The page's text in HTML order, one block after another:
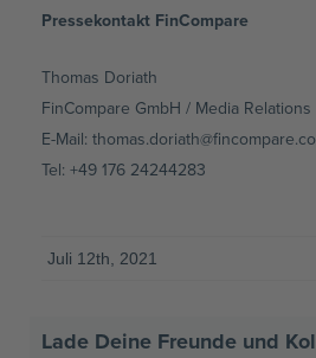
Pressekontakt FinCompare
Thomas Doriath
FinCompare GmbH / Media Relations
E-Mail:
Tel: +49 176 24244283
Juli 12th, 2021
Lade Deine Freunde und